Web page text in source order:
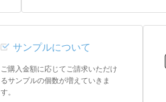
サンプルについて
ご購入金額に応じてご請求いただけ
るサンプルの個数が増えていきま
す。